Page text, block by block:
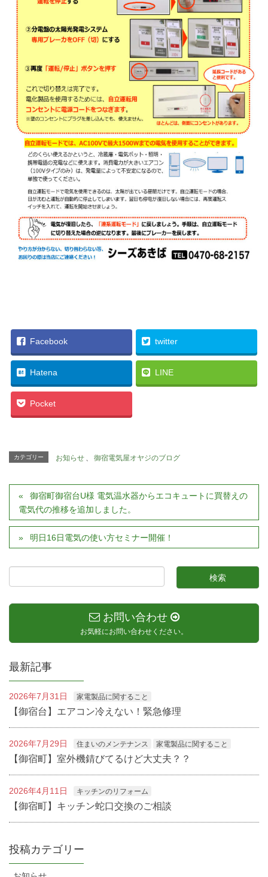
Facebook twitter
Hatena LINE
Pocket
カテゴリー お知らせ 、 御宿電気屋オヤジのブログ
御宿町御宿台U様 電気温水器からエコキュートに買替えの
電気代の推移を追加しました。
明日16日電気の使い方セミナー開催！
お問い合わせ
お気軽にお問い合わせください。
最新記事
2026年7月31日 家電製品に関すること
【御宿台】エアコン冷えない！緊急修理
2026年7月29日 住まいのメンテナンス 家電製品に関すること
【御宿町】室外機錆びてるけど大丈夫？？
2026年4月11日 キッチンのリフォーム
【御宿町】キッチン蛇口交換のご相談
投稿カテゴリー